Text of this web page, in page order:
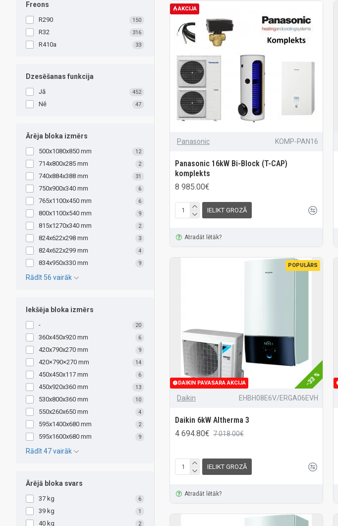
Freons
R290 150
R32 316
R410a 33
Dzesēšanas funkcija
Jā 452
Nē 47
Ārēja bloka izmērs
500x1080x850 mm 12
714x800x285 mm 2
740x884x388 mm 31
750x900x340 mm 6
765x1100x450 mm 6
800x1100x540 mm 9
815x1270x340 mm 2
824x622x298 mm 3
824x622x299 mm 4
834x950x330 mm 9
Rādīt 56 vairāk
Iekšēja bloka izmērs
- 20
360x450x920 mm 6
420x790x270 mm 9
420×790×270 mm 14
450x450x117 mm 6
450x920x360 mm 13
530x800x360 mm 10
550x260x650 mm 4
595x1400x680 mm 2
595x1600x680 mm 9
Rādīt 47 vairāk
Ārējā bloka svars
37 kg 6
39 kg 1
40 kg 2
AKCIJA
Panasonic KOMP-PAN16
Panasonic 16kW Bi-Block (T-CAP)
komplekts
8 985.00€
IELIKT GROZĀ
Atradāt lētāk?
POPULĀRS
DAIKIN PAVASARA AKCIJA -33 %
Daikin EHBH08E6V/ERGA06EVH
Daikin 6kW Altherma 3
4 694.80€ 7 018.00€
IELIKT GROZĀ
Atradāt lētāk?